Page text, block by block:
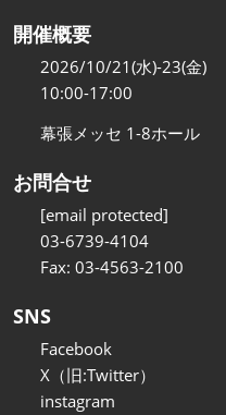
開催概要
2026/10/21(水)-23(金)
10:00-17:00
幕張メッセ 1-8ホール
お問合せ
[email protected]
03-6739-4104
Fax: 03-4563-2100
SNS
Facebook
X（旧:Twitter）
instagram